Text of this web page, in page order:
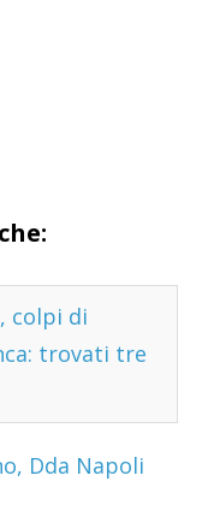
colpi di
trovati tre
Dda Napoli